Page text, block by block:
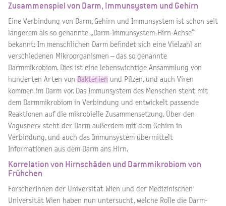
Zusammenspiel von Darm, Immunsystem und Gehirn
Eine Verbindung von Darm, Gehirn und Immunsystem ist schon seit
längerem als so genannte „Darm-Immunsystem-Hirn-Achse“
bekannt: Im menschlichen Darm befindet sich eine Vielzahl an
verschiedenen Mikroorganismen – das so genannte
Darmmikrobiom. Dies ist eine lebenswichtige Ansammlung von
hunderten Arten von Bakterien und Pilzen, und auch Viren
kommen im Darm vor. Das Immunsystem des Menschen steht mit
dem Darmmikrobiom in Verbindung und entwickelt passende
Reaktionen auf die mikrobielle Zusammensetzung. Über den
Vagusnerv steht der Darm außerdem mit dem Gehirn in
Verbindung, und auch das Immunsystem übermittelt
Informationen aus dem Darm ans Hirn.
Korrelation von Hirnschäden und Darmmikrobiom von
Frühchen
ForscherInnen der Universität Wien und der Medizinischen
Universität Wien haben nun untersucht, welche Rolle die Darm-